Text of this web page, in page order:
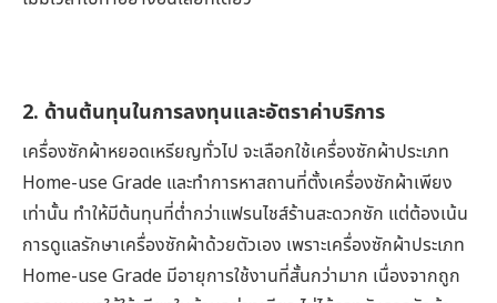
2. ด้านต้นทุนในการลงทุนและอัตราค่าบริการ
เครื่องซักผ้าหยอดเหรียญทั่วไป จะเลือกใช้เครื่องซักผ้าประเภท
Home-use Grade และทำการหาสถานที่ตั้งเครื่องซักผ้าเพียง
เท่านั้น ทำให้มีต้นทุนที่ต่ำกว่าแฟรนไชส์ร้านสะดวกซัก แต่ต้องเน้น
การดูแลรักษาเครื่องซักผ้าด้วยตัวเอง เพราะเครื่องซักผ้าประเภท
Home-use Grade มีอายุการใช้งานที่สั้นกว่ามาก เนื่องจากถูก